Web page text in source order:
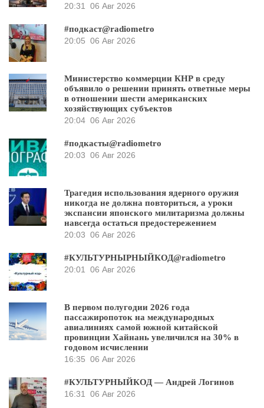
20:31
06 Авг 2026
#подкаст@radiometro
20:05 06 Авг 2026
Министерство коммерции КНР в среду
объявило о решении принять ответные меры
в отношении шести американских
хозяйствующих субъектов
20:04 06 Авг 2026
#подкасты@radiometro
20:03 06 Авг 2026
Трагедия использования ядерного оружия
никогда не должна повториться, а уроки
экспансии японского милитаризма должны
навсегда остаться предостережением
20:03 06 Авг 2026
#КУЛЬТУРНЫРНЫЙКОД@radiometro
20:01
06 Авг 2026
В первом полугодии 2026 года
пассажиропоток на международных
авиалиниях самой южной китайской
провинции Хайнань увеличился на 30% в
годовом исчислении
16:35 06 Авг 2026
#КУЛЬТУРНЫЙКОД — Андрей Логинов
16:31
06 Авг 2026